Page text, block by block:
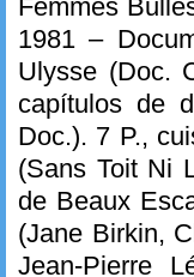
Femmes
1981 –
Ulysse (Doc.
capítulos de
Doc.). 7 P.,
(Sans Toit Ni
de Beaux
(Jane Birkin,
Jean-Pierre